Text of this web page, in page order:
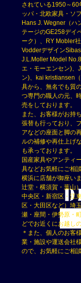
されている1950～60
ッパ・北欧家具・ソ
Hans J. Wegner（ハ
テージのGE258デイ
ーク）、RY Mobler
Vodderデザイン
J.L.Moller Model
エ・モーエンセン)、
ン)、kai kristiansen
具から、無名でも質
つ専門の職人の元、
売をしております。
また、お客様がお持
張替も行っており、
アなどの座面と脚の
ルの補修や再仕上げ
も承っております。
国産家具やアンティ
具などお気軽にご相
横浜に店舗が御座い
辻堂・横須賀・葉山
中央区・新宿区・江
区・大田区など）埼
瀬・座間・伊勢原・
どでお近くにお越し
＊また、個人のお客
業・施設や運送会社
ので、お気軽にご相